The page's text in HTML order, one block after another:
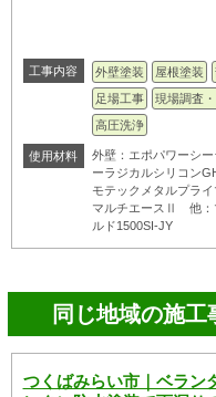
工事内容 外壁塗装 屋根塗装
足場工事
現場調査
高圧洗浄
使用材料
外壁：エポパワーシ
ーラジカルシリコン
モテックメタルプラ
マルチエースⅡ 他：
ルド1500SI-JY
同じ地域の施工
つくばみらい市｜ベラン